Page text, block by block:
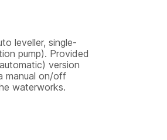
leveller, single-
pump). Provided
version
manual on/off
waterworks.